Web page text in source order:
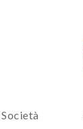
Società